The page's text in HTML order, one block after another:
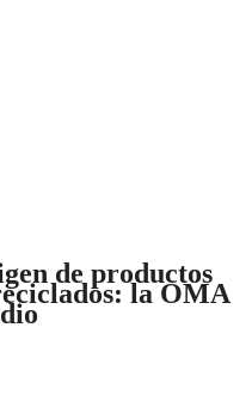
de productos
la OMA